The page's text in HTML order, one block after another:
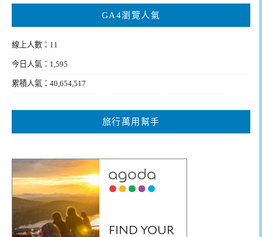
GA4瀏覽人氣
線上人數：11
今日人氣：1,595
累積人氣：40,654,517
旅行萬用幫手